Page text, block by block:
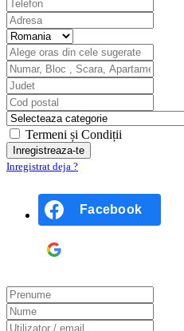
Termeni și Condiții
Inregistrat deja ?
Facebook